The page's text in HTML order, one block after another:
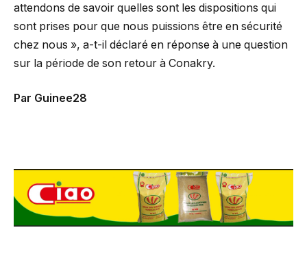
attendons de savoir quelles sont les dispositions qui
sont prises pour que nous puissions être en sécurité
chez nous », a-t-il déclaré en réponse à une question
sur la période de son retour à Conakry.
Par Guinee28